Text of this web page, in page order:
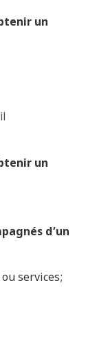
un
un
d’un
services;